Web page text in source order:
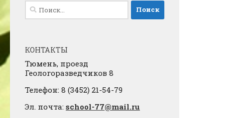
Найти:
КОНТАКТЫ
Тюмень, проезд
Геологоразведчиков 8
Телефон: 8 (3452) 21-54-79
Эл. почта: school-77@mail.ru